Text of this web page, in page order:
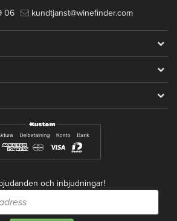
06 kundtjanst@winefinder.com
och inbjudningar!